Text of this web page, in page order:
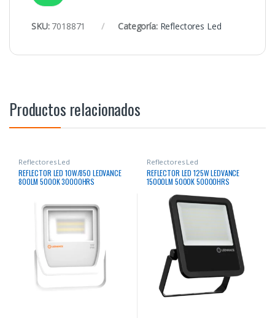
SKU: 7018871 Categoría: Reflectores Led
Productos relacionados
Reflectores Led
REFLECTOR LED 10W/850 LEDVANCE
800LM 5000K 30000HRS
Reflectores Led
REFLECTOR LED 125W LEDVANCE
15000LM 5000K 50000HRS